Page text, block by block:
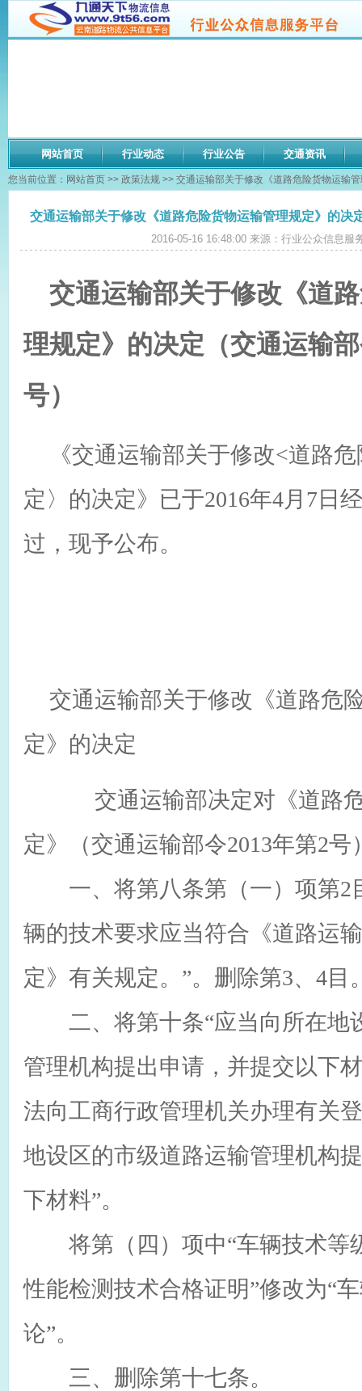
网站首页 行业动态 行业公告 交通资讯
您当前位置： 网站首页 >> 政策法规 >> 交通运输部关于修改《道路危险货物运输
交通运输部关于修改《道路危险货物运输管理规定》的决
2016-05-16 16:48:00 来源：行业公众信息服
交通运输部关于修改《道
理规定》的决定（交通运输
号）
《交通运输部关于修改<道路
定〉的决定》已于2016年4月7日
过，现予公布。
交通运输部关于修改《道路危
定》的决定
交通运输部决定对《道路
定》（交通运输部令2013年第2
一、将第八条第（一）项第2
辆的技术要求应当符合《道路运
定》有关规定。”。删除第3、4目
二、将第十条“应当向所在地
管理机构提出申请，并提交以下
法向工商行政管理机关办理有关
地设区的市级道路运输管理机构
下材料”。
将第（四）项中“车辆技术等
性能检测技术合格证明”修改为“
论”。
三、删除第十七条。